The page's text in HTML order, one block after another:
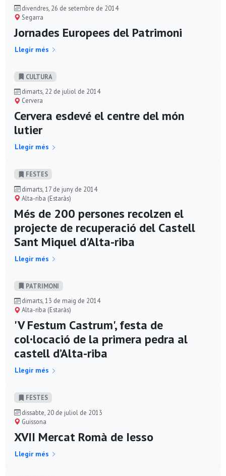
divendres, 26 de setembre de 2014
Segarra
Jornades Europees del Patrimoni
Llegir més
CULTURA
dimarts, 22 de juliol de 2014
Cervera
Cervera esdevé el centre del món
lutier
Llegir més
FESTES
dimarts, 17 de juny de 2014
Alta-riba (Estaràs)
Més de 200 persones recolzen el
projecte de recuperació del Castell
Sant Miquel d'Alta-riba
Llegir més
PATRIMONI
dimarts, 13 de maig de 2014
Alta-riba (Estaràs)
'V Festum Castrum', festa de
col·locació de la primera pedra al
castell d’Alta-riba
Llegir més
FESTES
dissabte, 20 de juliol de 2013
Guissona
XVII Mercat Romà de Iesso
Llegir més